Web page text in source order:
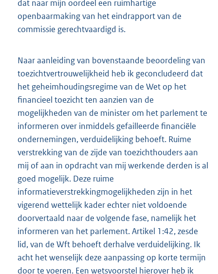
dat naar mijn oordeel een ruimhartige
openbaarmaking van het eindrapport van de
commissie gerechtvaardigd is.
Naar aanleiding van bovenstaande beoordeling van
toezichtvertrouwelijkheid heb ik geconcludeerd dat
het geheimhoudingsregime van de Wet op het
financieel toezicht ten aanzien van de
mogelijkheden van de minister om het parlement te
informeren over inmiddels gefailleerde financiële
ondernemingen, verduidelijking behoeft. Ruime
verstrekking van de zijde van toezichthouders aan
mij of aan in opdracht van mij werkende derden is al
goed mogelijk. Deze ruime
informatieverstrekkingmogelijkheden zijn in het
vigerend wettelijk kader echter niet voldoende
doorvertaald naar de volgende fase, namelijk het
informeren van het parlement. Artikel 1:42, zesde
lid, van de Wft behoeft derhalve verduidelijking. Ik
acht het wenselijk deze aanpassing op korte termijn
door te voeren. Een wetsvoorstel hierover heb ik